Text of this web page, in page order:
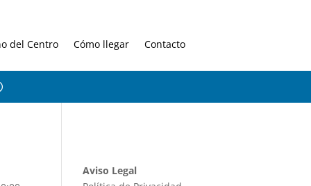
del Centro Cómo llegar Contacto
Aviso Legal